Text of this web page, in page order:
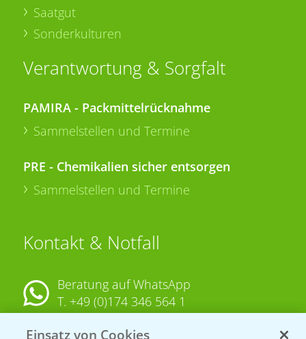
Saatgut
Sonderkulturen
Verantwortung & Sorgfalt
PAMIRA - Packmittelrücknahme
Sammelstellen und Termine
PRE - Chemikalien sicher entsorgen
Sammelstellen und Termine
Kontakt & Notfall
Beratung auf WhatsApp
T. +49 (0)174 346 564 1
Einsatz von Cookies